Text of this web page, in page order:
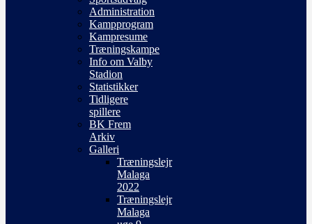
Administration
Kampprogram
Kampresume
Træningskampe
Info om Valby
Stadion
Statistikker
Tidligere
spillere
BK Frem
Arkiv
Galleri
Træningslejr
Malaga
2022
Træningslejr
Malaga